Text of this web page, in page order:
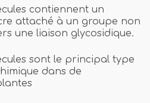
contiennent un
attaché à un groupe non
une liaison glycosidique.
sont le principal type
dans de